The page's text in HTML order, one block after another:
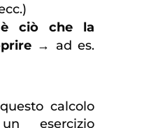
ciò che la
→ ad es.
calcolo
esercizio